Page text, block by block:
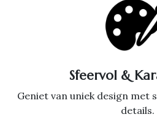
Sfeervol &
Geniet van uniek design met
details.